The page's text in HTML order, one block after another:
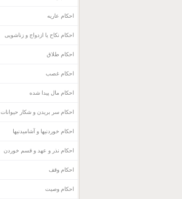
احکام عاریه
احکام نکاح یا ازدواج و زناشویی
احکام طلاق
احکام غصب
احکام مال پیدا شده
احکام سر بریدن و شکار حیوانات
احکام خوردنیها و آشامیدنیها
احکام نذر و عهد و قسم خوردن
احکام وقف
احکام وصیت